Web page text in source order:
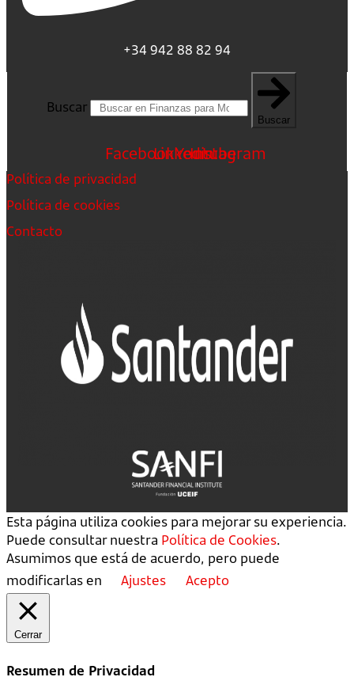
+34 942 88 82 94
Buscar
Buscar
FacebookLinkedin
Youtube
Instagram
Política de privacidad
Política de cookies
Contacto
Esta página utiliza cookies para mejorar su experiencia.
Puede consultar nuestra Política de Cookies.
Asumimos que está de acuerdo, pero puede
modificarlas en
Ajustes Acepto
Cerrar
Resumen de Privacidad